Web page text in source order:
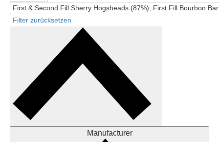
First & Second Fill Sherry Hogsheads (87%), First Fill Bourbon
Filter zurücksetzen
Manufacturer